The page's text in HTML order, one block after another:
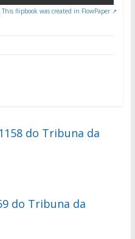
This flipbook was created in FlowPaper ↗
do Tribuna da
do Tribuna da